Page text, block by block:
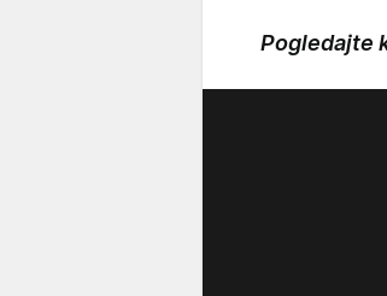
Pogledajte